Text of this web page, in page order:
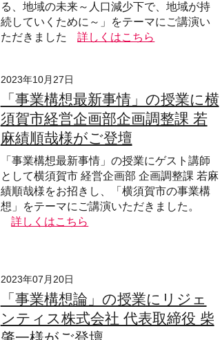
る、地域の未来～人口減少下で、地域が持
続していくために～」をテーマにご講演い
ただきました
詳しくはこちら
2023年10月27日
「事業構想最新事情」の授業に横
須賀市経営企画部企画調整課 若
麻績順哉様がご登壇
「事業構想最新事情」の授業にゲスト講師
として横須賀市 経営企画部 企画調整課 若麻
績順哉様をお招きし、「横須賀市の事業構
想」をテーマにご講演いただきました。
詳しくはこちら
2023年07月20日
「事業構想論」の授業にリジェ
ンティス株式会社 代表取締役 柴